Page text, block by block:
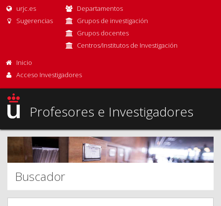
urjc.es
Sugerencias
Departamentos
Grupos de investigación
Grupos docentes
Centros/Institutos de Investigación
Inicio
Acceso Investigadores
Profesores e Investigadores
Buscador